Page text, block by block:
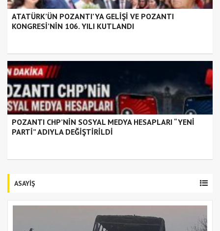
ATATÜRK’ÜN POZANTI’YA GELİŞİ VE POZANTI
KONGRESİ’NİN 106. YILI KUTLANDI
POZANTI CHP’NİN SOSYAL MEDYA HESAPLARI “YENİ
PARTİ” ADIYLA DEĞİŞTİRİLDİ
ASAYİŞ